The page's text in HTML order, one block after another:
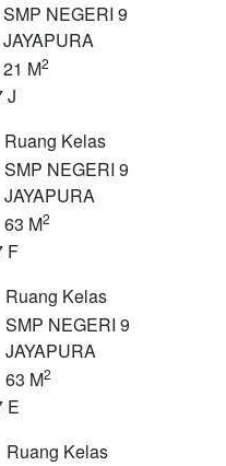
SMP NEGERI 9
JAYAPURA
21 M2
J
Ruang Kelas
SMP NEGERI 9
JAYAPURA
63 M2
F
Ruang Kelas
SMP NEGERI 9
JAYAPURA
63 M2
E
Ruang Kelas